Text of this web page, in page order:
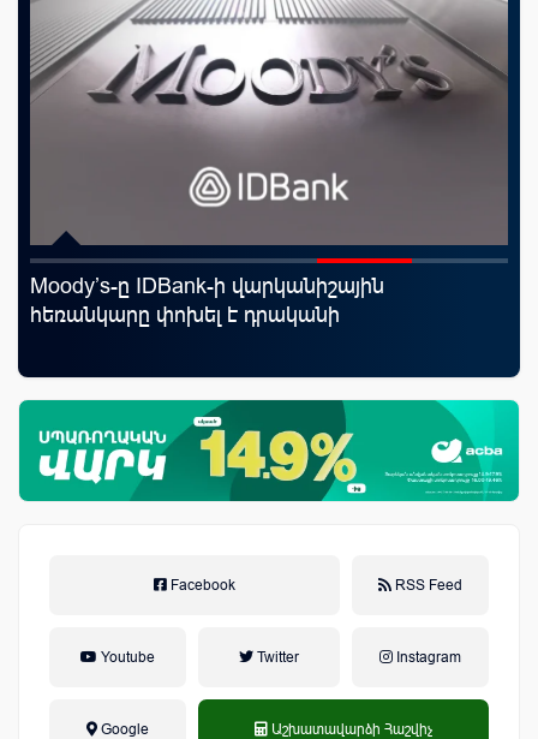
Moody’s-ը IDBank-ի վարկանիշային
հեռանկարը փոխել է դրականի
Facebook RSS Feed
Youtube Twitter Instagram
Google Աշխատավարձի Հաշվիչ